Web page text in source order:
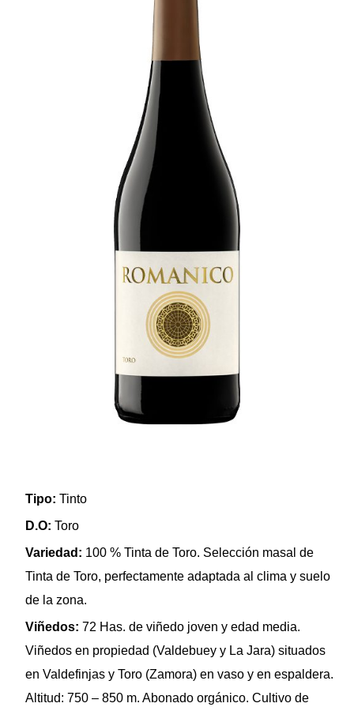
Tipo: Tinto
D.O:Toro
Variedad: 100 % Tinta de Toro. Selección masal de
Tinta de Toro, perfectamente adaptada al clima y suelo
de la zona.
Viñedos:72 Has. de viñedo joven y edad media.
Viñedos en propiedad (Valdebuey y La Jara) situados
en Valdefinjas y Toro (Zamora) en vaso y en espaldera.
Altitud: 750 – 850 m. Abonado orgánico. Cultivo de